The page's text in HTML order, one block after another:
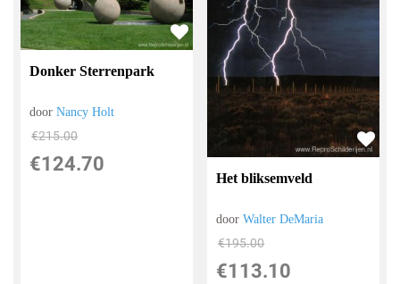
Donker Sterrenpark
doorNancy Holt
€215.00
€124.70
Het bliksemveld
doorWalter DeMaria
€195.00
€113.10